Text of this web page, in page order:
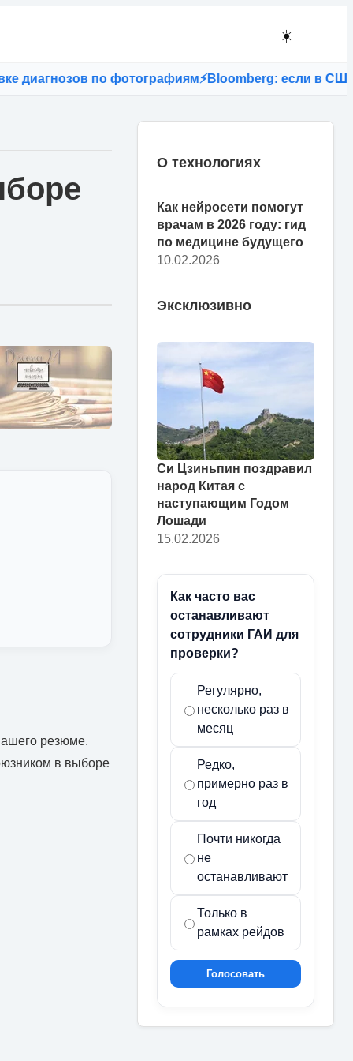
☀️
по фотографиям⚡Bloomberg: если в США
резюме.
в выборе
О технологиях
Как нейросети помогут
врачам в 2026 году: гид
по медицине будущего
10.02.2026
Эксклюзивно
Си Цзиньпин поздравил
народ Китая с
наступающим Годом
Лошади
15.02.2026
Как часто вас
останавливают
сотрудники ГАИ для
проверки?
Регулярно,
несколько раз в
месяц
Редко,
примерно раз в
год
Почти никогда
не
останавливают
Только в
рамках рейдов
Голосовать